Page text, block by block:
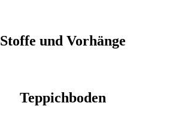
Stoffe und Vorhänge
Teppichboden